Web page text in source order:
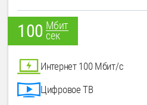
100 Мбит
сек
Интернет 100 Мбит/с
Цифровое ТВ